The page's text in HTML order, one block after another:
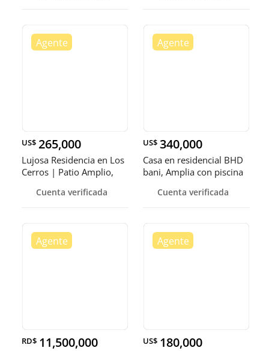
US$ 265,000
Lujosa Residencia en Los
Cerros | Patio Amplio,
Apartamento Indep
Cuenta verificada
US$ 340,000
Casa en residencial BHD
bani, Amplia con piscina
Cuenta verificada
RD$ 11,500,000 US$ 180,000